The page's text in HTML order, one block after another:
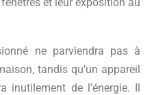
ne parviendra pas à
tandis qu’un appareil
inutilement de l’énergie. Il